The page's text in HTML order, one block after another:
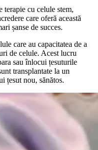
terapie cu celule stem,
care oferă această
șanse de succes.
care au capacitatea de a
de celule. Acest lucru
sau înlocui țesuturile
transplantate la un
țesut nou, sănătos.